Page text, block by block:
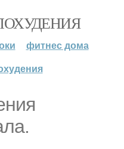
фитнес дома